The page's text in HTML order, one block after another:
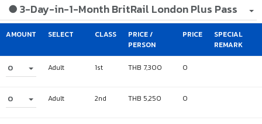
● 3-Day-in-1-Month BritRail London Plus Pass
AMOUNT SELECT CLASS
PRICE /
PERSON
PRICE
SPECIAL
REMARK
0 Adult 1st THB 7,300 0
0 Adult 2nd THB 5,250 0